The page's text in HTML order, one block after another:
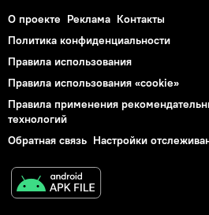
О проекте Реклама Контакты
Политика конфиденциальности
Правила использования
Правила использования «cookie»
Правила применения
технологий
Обратная связь Настройки